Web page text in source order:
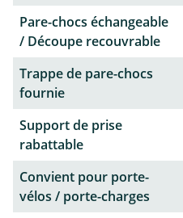
Pare-chocs échangeable
/ Découpe recouvrable
Trappe de pare-chocs
fournie
Support de prise
rabattable
Convient pour porte-
vélos / porte-charges